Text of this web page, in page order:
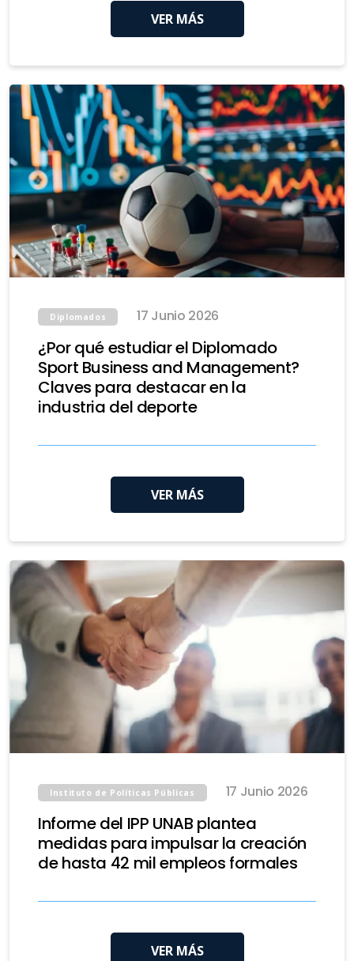
VER MÁS
Diplomados 17 Junio 2026
¿Por qué estudiar el Diplomado
Sport Business and Management?
Claves para destacar en la
industria del deporte
VER MÁS
Instituto de Políticas Públicas 17 Junio 2026
Informe del IPP UNAB plantea
medidas para impulsar la creación
de hasta 42 mil empleos formales
VER MÁS